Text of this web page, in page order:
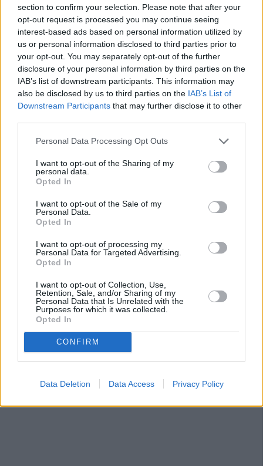
section to confirm your selection. Please note that after your
opt-out request is processed you may continue seeing
interest-based ads based on personal information utilized by
us or personal information disclosed to third parties prior to
your opt-out. You may separately opt-out of the further
disclosure of your personal information by third parties on the
IAB’s list of downstream participants. This information may
also be disclosed by us to third parties on the IAB’s List of
Downstream Participants that may further disclose it to other
Personal Data Processing Opt Outs
I want to opt-out of the Sharing of my
personal data.
Opted In
I want to opt-out of the Sale of my
Personal Data.
Opted In
I want to opt-out of processing my
Personal Data for Targeted Advertising.
Opted In
I want to opt-out of Collection, Use,
Retention, Sale, and/or Sharing of my
Personal Data that Is Unrelated with the
Purposes for which it was collected.
Opted In
CONFIRM
Data Deletion Data Access Privacy Policy
admite Concha Moreno. El Rincón, por su parte, se
encarga de la Caseta Municipal.
Junto a los establecimientos, en explanadas, hay
atracciones gratuitas que divierten a los niños. También es
la zona de las orquestas, incombustibles a lo largo de las
tardes. El Parque de las Quebradas —todo el casco antiguo
— desprendió energía. La mañana de ayer empezó, en la
Plaza de la Constitución, con un desfile de vehículos
pasearon gracias a la Peña Caballista Ángel Peralta. La
belleza de la escena resumió una feria que acaba hoy,
como si durase un instante.